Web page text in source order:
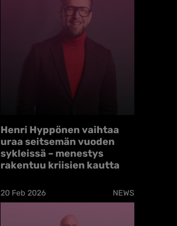
Henri Hyppönen vaihtaa
uraa seitsemän vuoden
sykleissä – menestys
rakentuu kriisien kautta
20 Feb 2026 NEWS